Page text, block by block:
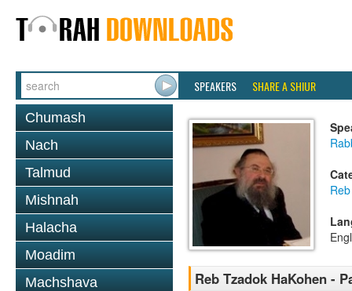
SPEAKERS SHARE A SHIUR
Chumash
Nach
Talmud
Mishnah
Halacha
Moadim
Machshava
Reb Tzadok HaKohen -